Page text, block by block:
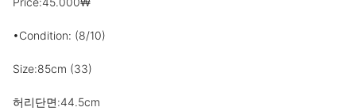
•Condition: (8/10)
Size:85cm (33)
허리단면:44.5cm